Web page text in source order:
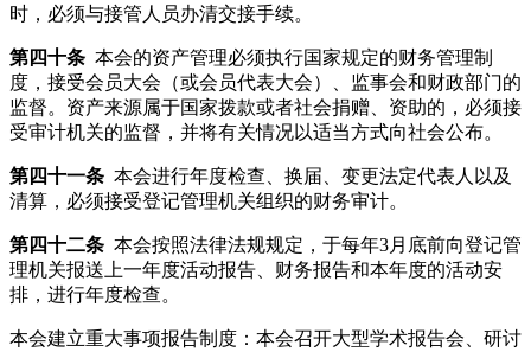
时，必须与接管人员办清交接手续。
第四十条 本会的资产管理必须执行国家规定的财务管理制
度，接受会员大会（或会员代表大会）、监事会和财政部门的
监督。资产来源属于国家拨款或者社会捐赠、资助的，必须接
受审计机关的监督，并将有关情况以适当方式向社会公布。
第四十一条 本会进行年度检查、换届、变更法定代表人以及
清算，必须接受登记管理机关组织的财务审计。
第四十二条 本会按照法律法规规定，于每年3月底前向登记管
理机关报送上一年度活动报告、财务报告和本年度的活动安
排，进行年度检查。
本会建立重大事项报告制度：本会召开大型学术报告会、研讨